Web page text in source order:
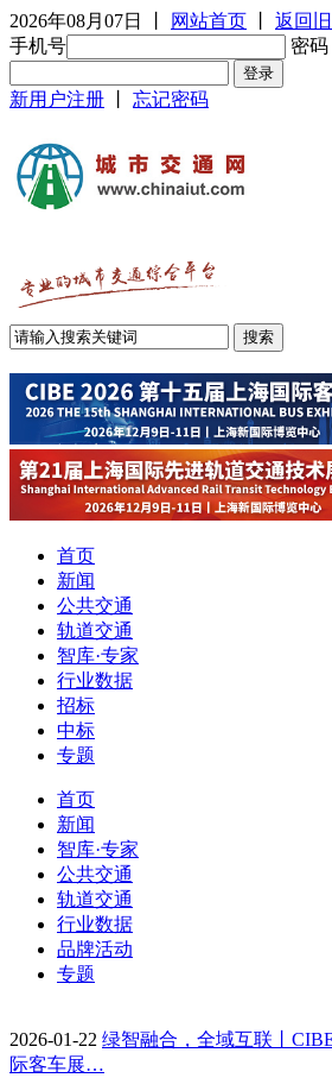
2026年08月07日 网站首页
返回
手机号
密码
新用户注册 忘记密码
首页
新闻
公共交通
轨道交通
智库·专家
行业数据
招标
中标
专题
首页
新闻
智库·专家
公共交通
轨道交通
行业数据
品牌活动
专题
2026-01-22 绿智融合，全域互联丨
际客车展…